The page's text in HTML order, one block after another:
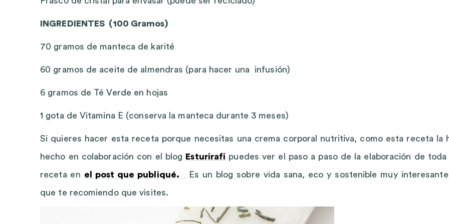
INGREDIENTES (100 Gramos)
70 gramos de manteca de karité
60 gramos de aceite de almendras (para hacer una infusión)
6 gramos de Té Verde en hojas
1 gota de Vitamina E (conserva la manteca durante 3 meses)
Si quieres hacer esta receta porque necesitas una crema corporal nutritiva, como esta receta la
hecho en colaboración con el blog Esturirafi puedes ver el paso a paso de la elaboración de toda
receta en el post que publiqué.
Es un blog sobre vida sana, eco y sostenible muy
que te recomiendo que visites.